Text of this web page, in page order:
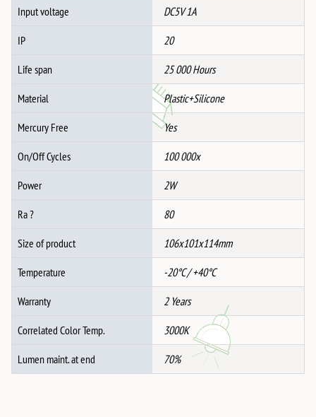
Input voltage DC5V 1A
IP 20
Life span 25 000 Hours
Material Plastic+Silicone
Mercury Free Yes
On/Off Cycles 100 000x
Power 2W
Ra ? 80
Size of product 106x101x114mm
Temperature -20°C / +40°C
Warranty 2 Years
Correlated Color Temp. 3000K
Lumen maint. at end 70%